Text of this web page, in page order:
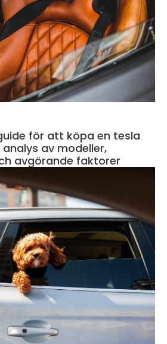
för att köpa en tesla
av modeller,
avgörande faktorer